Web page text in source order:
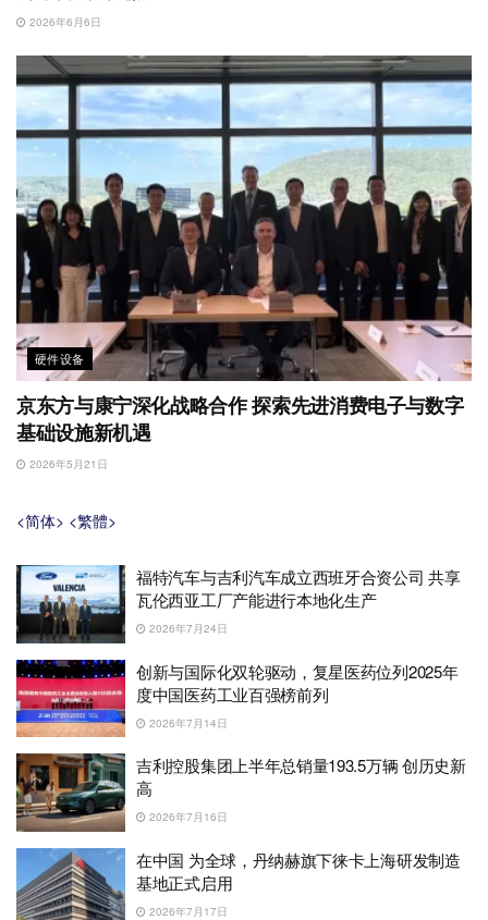
2026年6月6日
硬件设备
京东方与康宁深化战略合作 探索先进消费电子与数字
基础设施新机遇
2026年5月21日
<简体> <繁體>
福特汽车与吉利汽车成立西班牙合资公司 共享
瓦伦西亚工厂产能进行本地化生产
2026年7月24日
创新与国际化双轮驱动，复星医药位列2025年
度中国医药工业百强榜前列
2026年7月14日
吉利控股集团上半年总销量193.5万辆 创历史新
高
2026年7月16日
在中国 为全球，丹纳赫旗下徕卡上海研发制造
基地正式启用
2026年7月17日